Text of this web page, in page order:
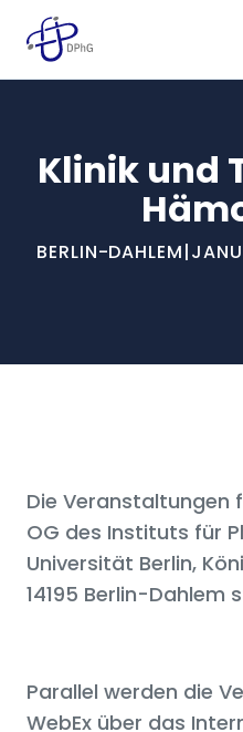
Klinik und
BERLIN-DAHLEM|
Die Veranstaltungen
OG des Instituts für
Universität Berlin,
14195 Berlin-Dahlem
Parallel werden die
WebEx über das